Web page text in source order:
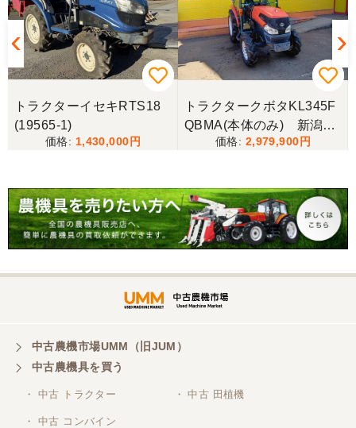
岐阜県／長池松広
この度は、コンバイン購入に際しまして、納品日に
際しては、ご配慮頂き誠にありがとうございまし
た。本当に助かりました。
岐阜県／バインダー
急なお願いにも対応ありがとうございました。 あり
がとうございました。 親切に対応していただきまし
岐阜県／横倉林
ありがとうございます。
岐阜県／横倉林
岐阜県／横倉林
ありがとうございます
トラクターイセキRTS18
(19565-1)
1,430,000
トラクタークボタKL345F
QBMA(本体のみ) 新潟●
2,979,900
中古農機市場UMM（旧JUM）
中古農機具を買う
・ 中古 トラクター ・ 中古 田植機
・ 中古 コンバイン